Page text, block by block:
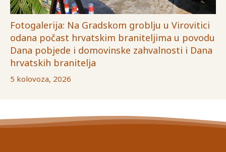
Fotogalerija: Na Gradskom groblju u Virovitici
odana počast hrvatskim braniteljima u povodu
Dana pobjede i domovinske zahvalnosti i Dana
hrvatskih branitelja
5 kolovoza, 2026